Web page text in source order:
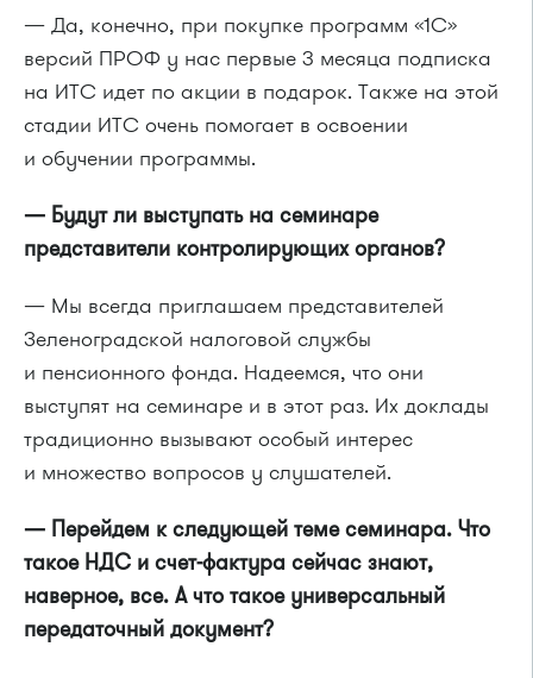
— Да, конечно, при покупке программ «1С»
версий ПРОФ у нас первые 3 месяца подписка
на ИТС идет по акции в подарок. Также на этой
стадии ИТС очень помогает в освоении
и обучении программы.
— Будут ли выступать на семинаре
представители контролирующих органов?
— Мы всегда приглашаем представителей
Зеленоградской налоговой службы
и пенсионного фонда. Надеемся, что они
выступят на семинаре и в этот раз. Их доклады
традиционно вызывают особый интерес
и множество вопросов у слушателей.
— Перейдем к следующей теме семинара. Что
такое НДС и счет-фактура сейчас знают,
наверное, все. А что такое универсальный
передаточный документ?